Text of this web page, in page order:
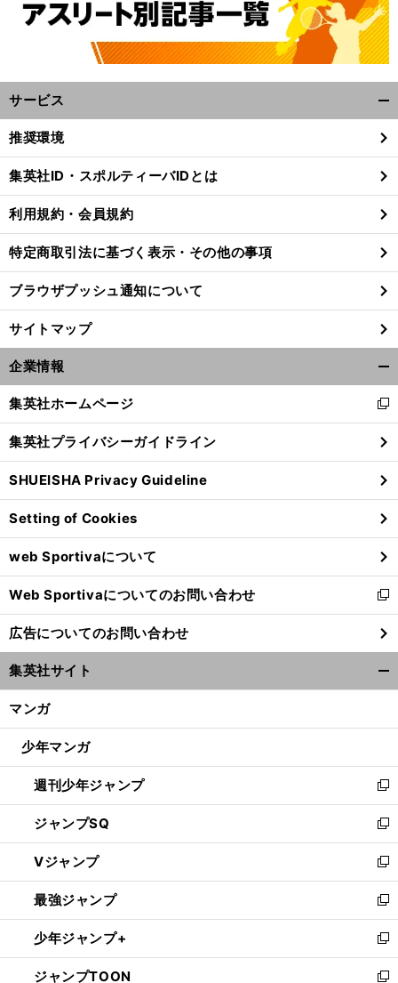
々
。 も
」
前
サービス
閉
る
推奨環境
集英社ID・スポルティーバIDとは
利用規約・会員規約
特定商取引法に基づく表示・その他の事項
ブラウザプッシュ通知について
サイトマップ
企業情報
閉
る
集英社ホームページ
新
し
い
ウ
ィ
ン
ド
ウ
で
開
く
集英社プライバシーガイドライン
SHUEISHA Privacy Guideline
Setting of Cookies
web Sportivaについて
Web Sportivaについてのお問い合わせ
新
し
い
ウ
ィ
ン
ウ
開
く
広告についてのお問い合わせ
集英社サイト
マンガ
少年マンガ
週刊少年ジャンプ
新
し
い
ウ
ィ
ン
ド
ウ
で
開
く
ジャンプSQ
新
し
い
ウ
ィ
ン
ド
ウ
で
Vジャンプ
新
し
い
ウ
ィ
ン
ド
最強ジャンプ
新
し
い
ウ
ィ
少年ジャンプ+
新
し
い
ジャンプTOON